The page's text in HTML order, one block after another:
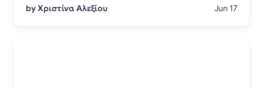
by Χριστίνα Αλεξίου Jun 17